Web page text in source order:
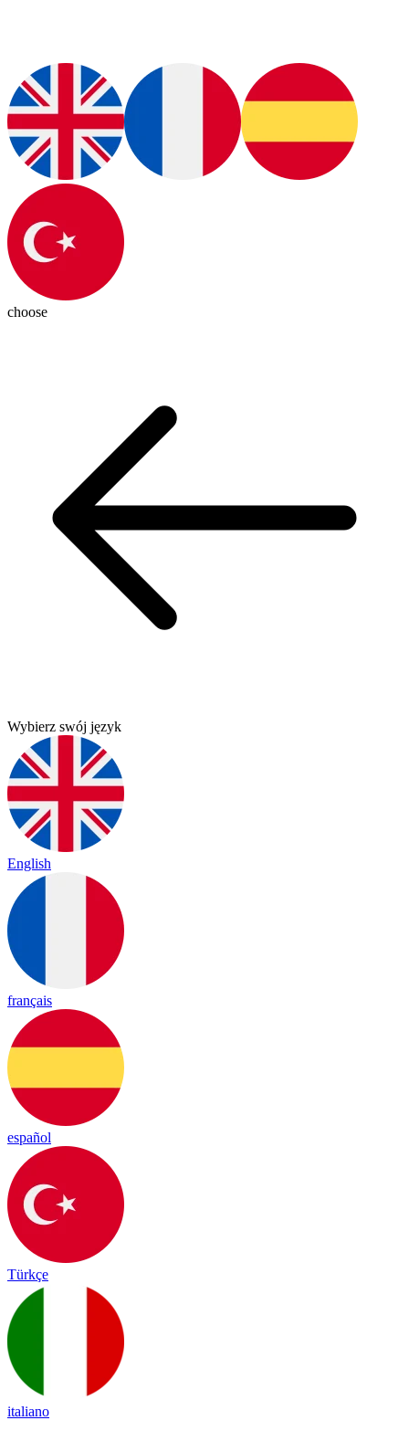
choose
Wybierz swój język
English
français
español
Türkçe
italiano